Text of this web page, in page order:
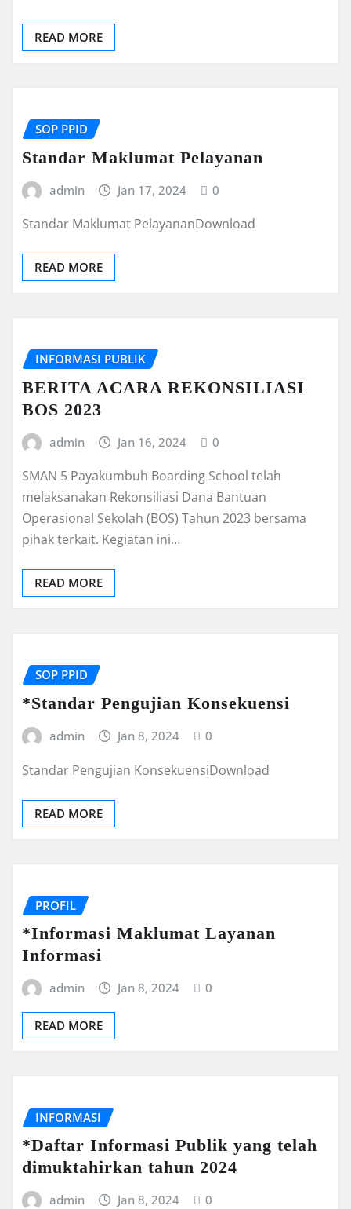
READ MORE
SOP PPID
Standar Maklumat Pelayanan
admin Jan 17, 2024 0
Standar Maklumat PelayananDownload
READ MORE
INFORMASI PUBLIK
BERITA ACARA REKONSILIASI
BOS 2023
admin Jan 16, 2024 0
SMAN 5 Payakumbuh Boarding School telah
melaksanakan Rekonsiliasi Dana Bantuan
Operasional Sekolah (BOS) Tahun 2023 bersama
pihak terkait. Kegiatan ini…
READ MORE
SOP PPID
*Standar Pengujian Konsekuensi
admin Jan 8, 2024 0
Standar Pengujian KonsekuensiDownload
READ MORE
PROFIL
*Informasi Maklumat Layanan
Informasi
admin Jan 8, 2024 0
READ MORE
INFORMASI
*Daftar Informasi Publik yang telah
dimuktahirkan tahun 2024
admin Jan 8, 2024 0